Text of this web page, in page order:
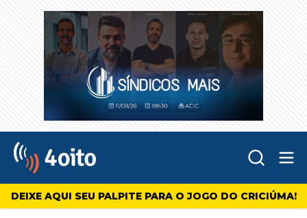
4oito
DEIXE AQUI SEU PALPITE PARA O JOGO DO CRICIÚMA!